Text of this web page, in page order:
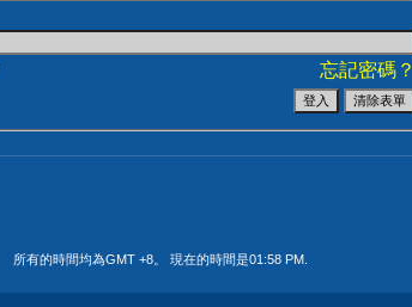
忘記密碼？
所有的時間均為GMT +8。 現在的時間是01:58 PM